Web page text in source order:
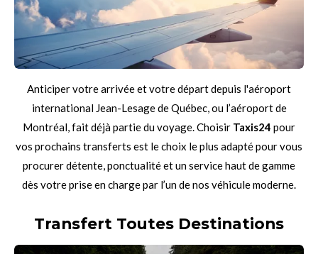
Anticiper votre arrivée et votre départ depuis l'aéroport
international Jean-Lesage de Québec, ou l’aéroport de
Montréal, fait déjà partie du voyage. Choisir Taxis24 pour
vos prochains transferts est le choix le plus adapté pour vous
procurer détente, ponctualité et un service haut de gamme
dès votre prise en charge par l’un de nos véhicule moderne.
Transfert Toutes Destinations